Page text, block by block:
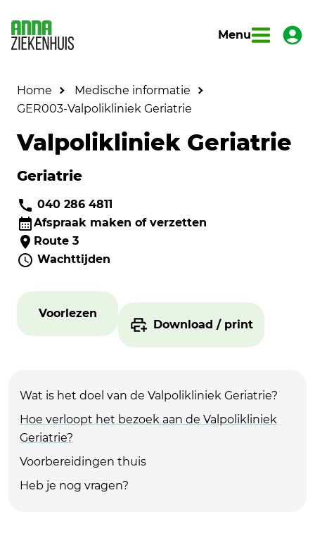
Menu
Home
Medische informatie
GER003-Valpolikliniek Geriatrie
Valpolikliniek Geriatrie
Geriatrie
040 286 4811
Afspraak maken of verzetten
Route 3
Wachttijden
Voorlezen
Download / print
Wat is het doel van de Valpolikliniek Geriatrie?
Hoe verloopt het bezoek aan de Valpolikliniek
Geriatrie?
Voorbereidingen thuis
Heb je nog vragen?